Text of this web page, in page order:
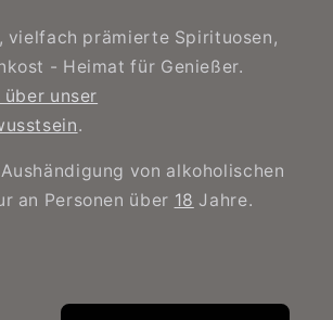
vielfach prämierte Spirituosen,
- Heimat für Genießer.
unser
.
von alkoholischen
an Personen über 18 Jahre.